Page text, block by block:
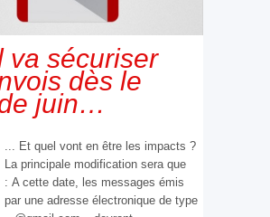
va sécuriser
dès le
juin…
... Et quel vont en être les impacts ?
La principale modification sera que
: A cette date, les messages émis
par une adresse électronique de type